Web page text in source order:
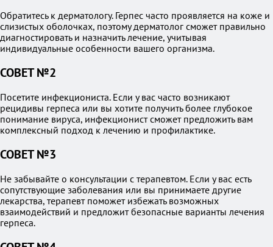
Обратитесь к дерматологу. Герпес часто проявляется на коже и
слизистых оболочках, поэтому дерматолог сможет правильно
диагностировать и назначить лечение, учитывая
индивидуальные особенности вашего организма.
СОВЕТ №2
Посетите инфекциониста. Если у вас часто возникают
рецидивы герпеса или вы хотите получить более глубокое
понимание вируса, инфекционист сможет предложить вам
комплексный подход к лечению и профилактике.
СОВЕТ №3
Не забывайте о консультации с терапевтом. Если у вас есть
сопутствующие заболевания или вы принимаете другие
лекарства, терапевт поможет избежать возможных
взаимодействий и предложит безопасные варианты лечения
герпеса.